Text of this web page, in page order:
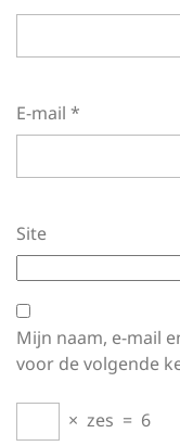
E-mail *
Site
Mijn naam, e-mail
voor de volgende
× zes = 6